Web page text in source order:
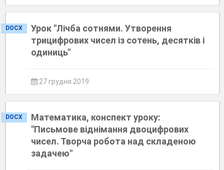
DOCX
Урок "Лічба сотнями. Утворення
трицифрових чисел із сотень, десятків і
одиниць"
27 грудня 2019
DOCX
Математика, конспект уроку:
"Письмове віднімання двоцифрових
чисел. Творча робота над складеною
задачею"